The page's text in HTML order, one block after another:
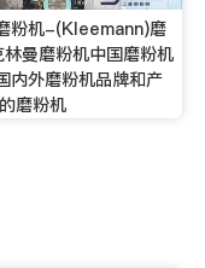
粉机-(Kleemann)磨
曼磨粉机中国磨粉机
内外磨粉机品牌和产
磨粉机